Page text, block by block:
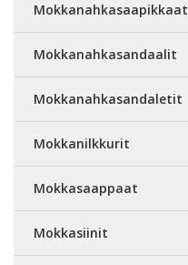
Mokkanahkasaapikkaat
Mokkanahkasandaalit
Mokkanahkasandaletit
Mokkanilkkurit
Mokkasaappaat
Mokkasiinit